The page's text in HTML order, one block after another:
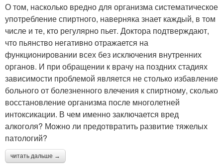
О том, насколько вредно для организма систематическое
употребление спиртного, наверняка знает каждый, в том
числе и те, кто регулярно пьет. Доктора подтверждают,
что пьянство негативно отражается на
функционировании всех без исключения внутренних
органов. И при обращении к врачу на поздних стадиях
зависимости проблемой является не столько избавление
больного от болезненного влечения к спиртному, сколько
восстановление организма после многолетней
интоксикации. В чем именно заключается вред
алкоголя? Можно ли предотвратить развитие тяжелых
патологий?
читать дальше →